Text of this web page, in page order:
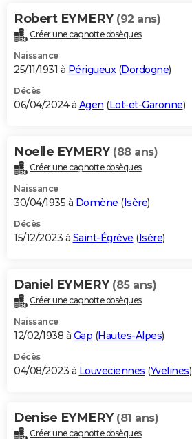
Robert EYMERY (92 ans)
Créer une cagnotte obsèques
Naissance
25/11/1931 à Périgueux(Dordogne)
Décès
06/04/2024 à Agen (Lot-et-Garonne)
Noelle EYMERY (88 ans)
Créer une cagnotte obsèques
Naissance
30/04/1935 à Domène (Isère)
Décès
15/12/2023 à Saint-Égrève (Isère)
Daniel EYMERY (85 ans)
Créer une cagnotte obsèques
Naissance
12/02/1938 à Gap (Hautes-Alpes)
Décès
04/08/2023 à Louveciennes (Yvelines)
Denise EYMERY (81 ans)
Créer une cagnotte obsèques